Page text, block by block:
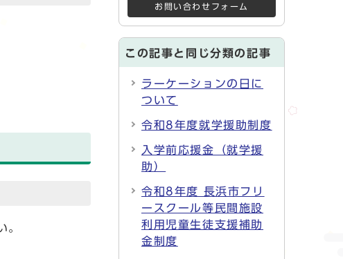
。
お問い合わせフォーム
この記事と同じ分類の記事
ラーケーションの日に
ついて
令和8年度就学援助制度
入学前応援金（就学援
助）
令和8年度 長浜市フリ
ースクール等民間施設
利用児童生徒支援補助
金制度